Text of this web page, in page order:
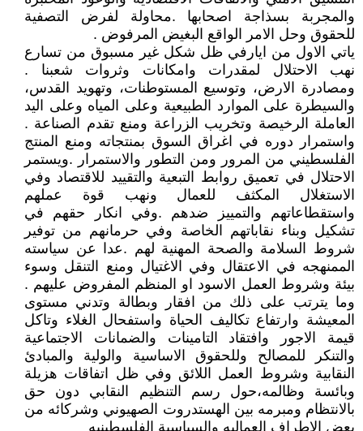
والمجربة بسذاجة اصحابها .محاولة لفرض التصفية
للحقوق وحل الامر الواقع البغيض المرفوض .
ياتي الاول من ايارفي ظل شكل غير مسبوق من تسارع
نهب الاحتلال لمقدرات وامكانات وثروات شعبنا .
ومصادرة الارض، وتوسيع المستوطنات، وتهويد القدس،
والسيطرة على الموارد الطبيعية وعلى المياه وعلى اليد
العاملة الرخيصة وتخريب الزراعة ومنع تقدم الصناعة .
واستمرار دوره في اغراق السوق بمنتجاته ومنع المنتج
الفلسطيني من المرور ومن التطور والاستمرار .ويستمر
الاحتلال في تعميق روابط التبعية والتقييد للاقتصاد وفي
الاستغلال المكثف للعمال ونهب قوة عملهم
واستقطاعاتهم والتمييز ضدهم .وفي انكار حقهم في
تشكيل وبناء نقاباتهم الخاصة وفي حرمانهم من توفير
شروط السلامة والصحة المهنية لهم .عدا عن سياسته
الممنهجه في الاعتقال وفي الاغتيال ومنع التنقل وسوء
بيئة وشروط العمل الاسود او المنظم المفروض عليهم .
وما يترتب على ذلك من افقار وبطالة وتدني مستوى
المعيشة وارتفاع تكاليف الحياة واستفحال الغلاء وتاكل
قيمة الاجور وافتقاد التامينات والضمانات الاجتماعية
والتنكر للمصالح وللحقوق الاساسية والولية والمبادئ
النقابية وشروط العمل اللائق وفي ظل اتفاقات هزيلة
وبائسة وظالمه،حول رسم التنظيم النقابي دون حق
بالانتظام ومبرمه بين الهستدروت الصهيوني وشركائه من
بعض الاطراف العماليه والسياسية الفلسطينيه